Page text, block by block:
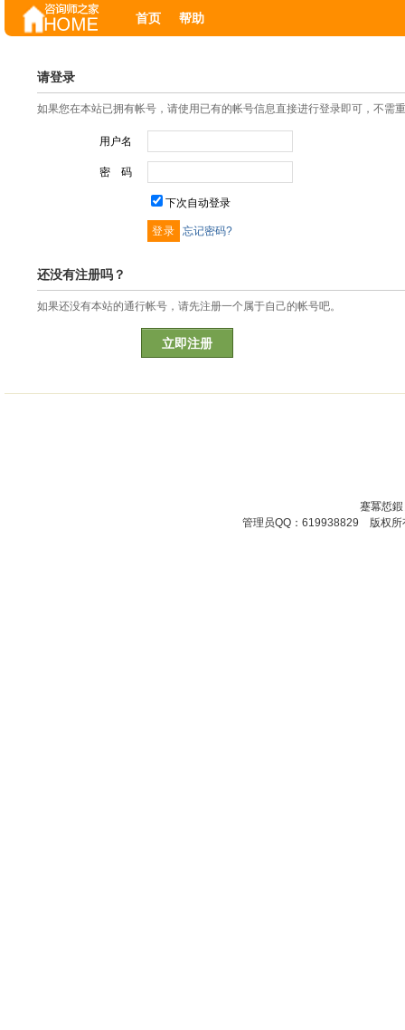
首页 帮助
请登录
如果您在本站已拥有帐号，请使用已有的帐号信息直接进行登录即可，不需
用户名
密 码
下次自动登录
忘记密码?
还没有注册吗？
如果还没有本站的通行帐号，请先注册一个属于自己的帐号吧。
立即注册
蹇冪悊
管理员QQ：619938829 版权